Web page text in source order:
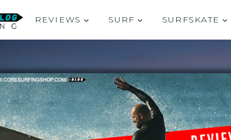
REVIEWS SURF SURFSKATE